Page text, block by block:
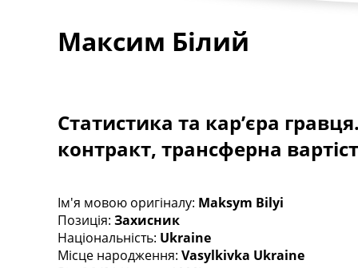
Турніри
Англія. Прем’єр-Ліга
Іспанія. Ла Ліга
Ще Турніри >>>
Чемпіонат Світу. Турнирні таблиці
Таблиця УПЛ
Перша Ліга
Таблиця АПЛ
Максим Білий
Статистика та кар’єра
контракт, трансферна
Ім'я мовою оригіналу: Maksym Bilyi
Позиція: Захисник
Національність: Ukraine
Місце народження: Vasylkivka Ukraine